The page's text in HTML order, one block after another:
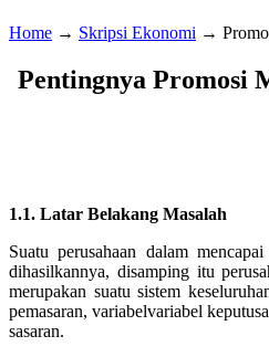
Home → Skripsi Ekonomi →
Pentingnya Promosi
1.1. Latar Belakang Masalah
Suatu perusahaan dalam
dihasilkannya, disamping itu
merupakan suatu sistem
pemasaran, variabelvariabel
sasaran.